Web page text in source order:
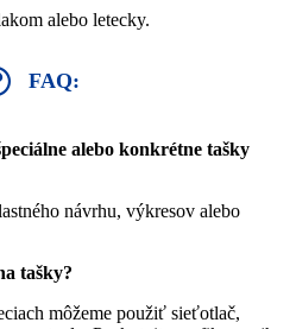
alebo letecky.
FAQ:
alebo konkrétne tašky
návrhu, výkresov alebo
tašky?
môžeme použiť sieťotlač,